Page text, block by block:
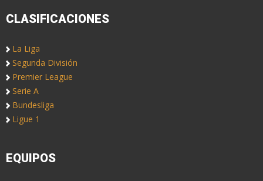
CLASIFICACIONES
La Liga
Segunda División
Premier League
Serie A
Bundesliga
Ligue 1
EQUIPOS